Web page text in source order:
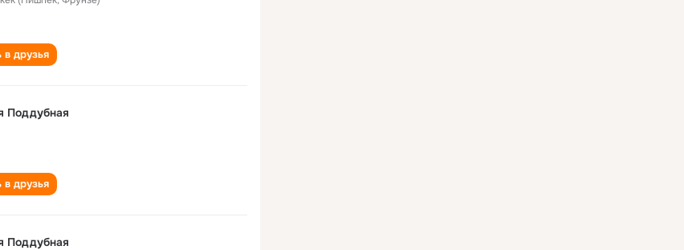
в друзья
Поддубная
в друзья
Поддубная